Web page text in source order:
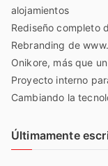
alojamientos
Rediseño completo
Rebranding de
Onikore, más que
Proyecto interno
Cambiando la
Últimamente